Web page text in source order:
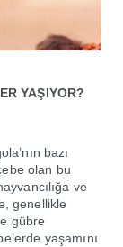
YAŞIYOR?
bazı
olan bu
ve
genellikle
gübre
yaşamını